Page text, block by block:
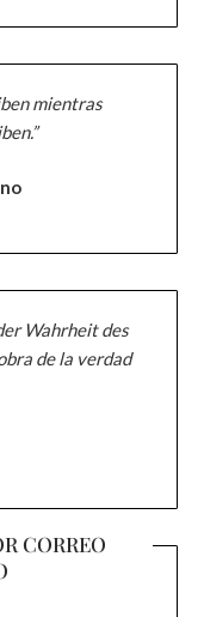
mientras
Wahrheit des
de la verdad
CORREO